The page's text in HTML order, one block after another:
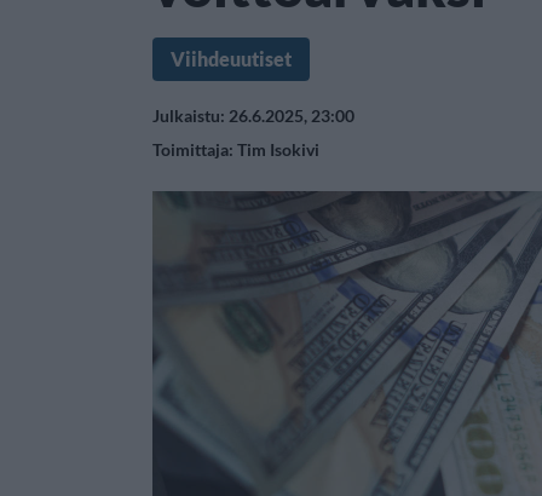
Viihdeuutiset
Julkaistu: 26.6.2025, 23:00
Toimittaja: Tim Isokivi